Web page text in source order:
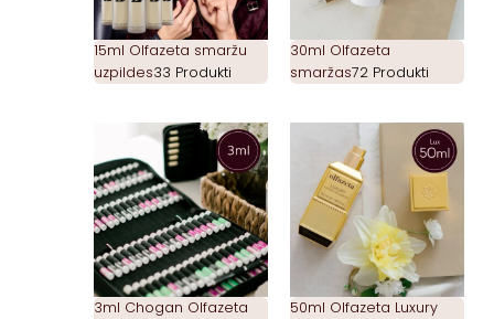
15ml Olfazeta smaržu
uzpildes33 Produkti
30ml Olfazeta
smaržas72 Produkti
3ml Chogan Olfazeta
50ml Olfazeta Luxury